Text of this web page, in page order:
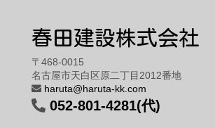
春田建設株式会社
〒468-0015
名古屋市天白区原二丁目2012番地
haruta@haruta-kk.com
052-801-4281(代)